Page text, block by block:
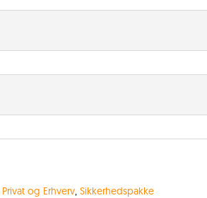
Privat og Erhverv, Sikkerhedspakke